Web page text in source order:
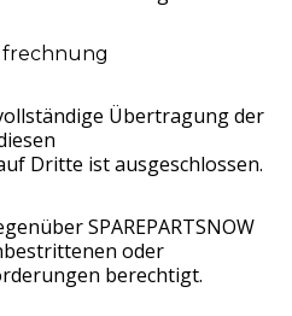
Übertragung der
Dritte ist ausgeschlossen.
SPAREPARTSNOW
oder
berechtigt.